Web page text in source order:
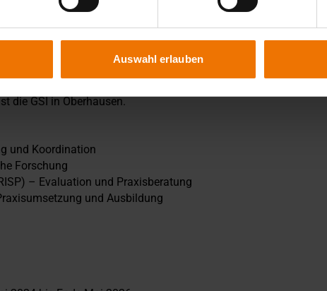
Auswahl erlauben
und Praxis durchgeführt. Der zentrale Projektort für
die GSI in Oberhausen.
und Koordination
Forschung
– Evaluation und Praxisberatung
und Ausbildung